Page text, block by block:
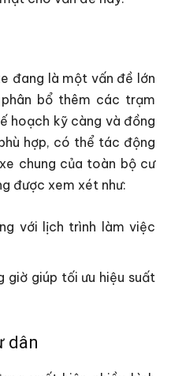
đang là một vấn đề lớn
bổ thêm các trạm
hoạch kỹ càng và đồng
hợp, có thể tác động
chung của toàn bộ cư
được xem xét như:
với lịch trình làm việc
giờ giúp tối ưu hiệu suất
dân